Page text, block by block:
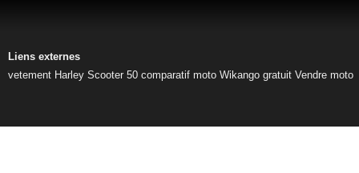
Liens externes
vetement Harley Scooter 50 comparatif moto Wikango gratuit Vendre moto